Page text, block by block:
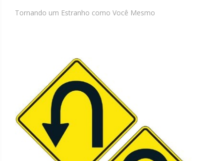
Tornando um Estranho como Você Mesmo